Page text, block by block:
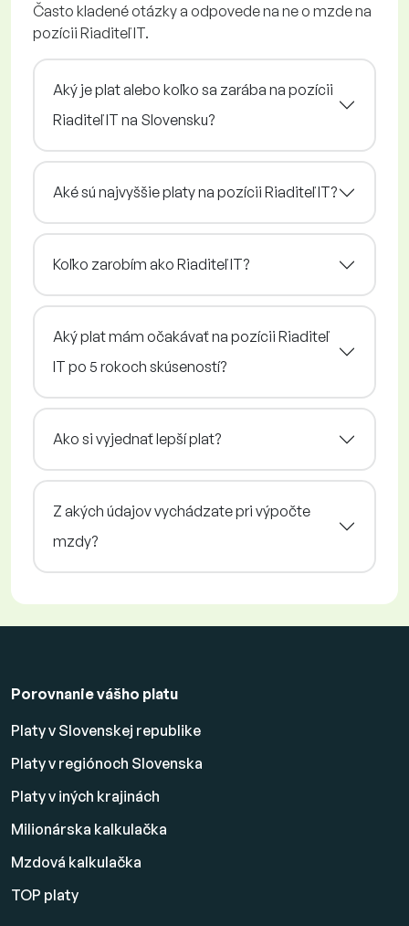
Často kladené otázky a odpovede na ne o mzde na
pozícii Riaditeľ IT.
Aký je plat alebo koľko sa zarába na pozícii
Riaditeľ IT na Slovensku?
Aké sú najvyššie platy na pozícii Riaditeľ IT?
Koľko zarobím ako Riaditeľ IT?
Aký plat mám očakávať na pozícii Riaditeľ
IT po 5 rokoch skúseností?
Ako si vyjednať lepší plat?
Z akých údajov vychádzate pri výpočte
mzdy?
Porovnanie vášho platu
Platy v Slovenskej republike
Platy v regiónoch Slovenska
Platy v iných krajinách
Milionárska kalkulačka
Mzdová kalkulačka
TOP platy